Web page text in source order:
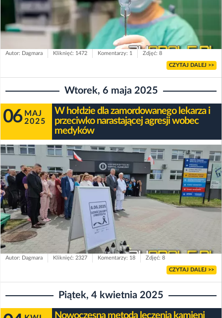
Autor: Dagmara Kliknięć: 1472 Komentarzy: 1 Zdjęć: 8
CZYTAJ DALEJ >>
Wtorek, 6 maja 2025
06 MAJ
2025
W hołdzie dla zamordowanego lekarza i
przeciwko narastającej agresji wobec
medyków
Autor: Dagmara Kliknięć: 2327 Komentarzy: 18 Zdjęć: 8
CZYTAJ DALEJ >>
Piątek, 4 kwietnia 2025
Nowoczesna metoda leczenia kamieni